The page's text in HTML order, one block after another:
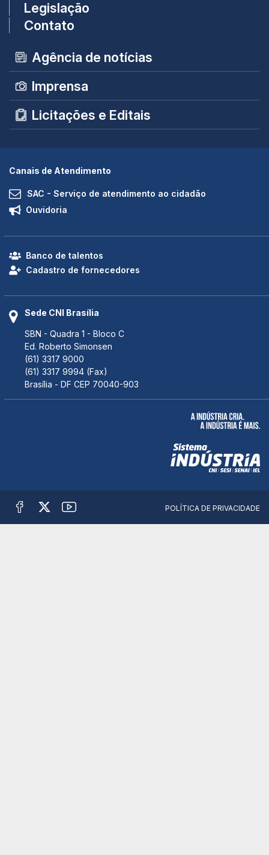
Legislação
Contato
Agência de notícias
Imprensa
Licitações e Editais
Canais de Atendimento
SAC - Serviço de atendimento ao cidadão
Ouvidoria
Banco de talentos
Cadastro de fornecedores
Sede CNI Brasília
SBN - Quadra 1 - Bloco C
Ed. Roberto Simonsen
(61) 3317 9000
(61) 3317 9994 (Fax)
Brasília - DF CEP 70040-903
POLÍTICA DE PRIVACIDADE